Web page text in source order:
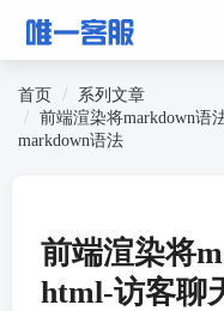
首页
系列文章
前端渲染将markdown语
markdown语法
前端渲染将
html-访客聊